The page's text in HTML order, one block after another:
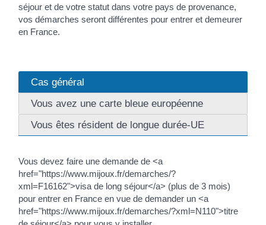
séjour et de votre statut dans votre pays de provenance,
vos démarches seront différentes pour entrer et demeurer
en France.
Cas général
Vous avez une carte bleue européenne
Vous êtes résident de longue durée-UE
Vous devez faire une demande de <a
href="https://www.mijoux.fr/demarches/?
xml=F16162">visa de long séjour</a> (plus de 3 mois)
pour entrer en France en vue de demander un <a
href="https://www.mijoux.fr/demarches/?xml=N110">titre